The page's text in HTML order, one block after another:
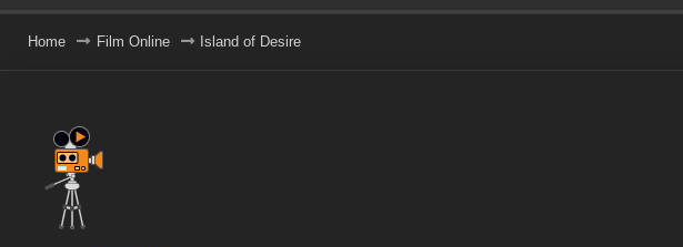
Home Film Online Island of Desire